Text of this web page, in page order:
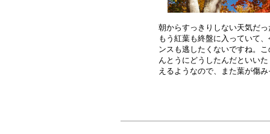
朝からすっきりしない天気だ
もう紅葉も終盤に入っていて
ンスも逃したくないですね。
んとうにどうしたんだといい